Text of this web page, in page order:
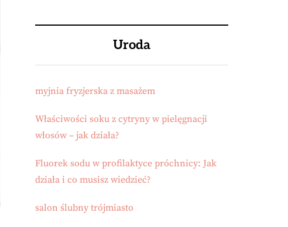
Uroda
myjnia fryzjerska z masażem
Właściwości soku z cytryny w pielęgnacji
włosów – jak działa?
Fluorek sodu w profilaktyce próchnicy: Jak
działa i co musisz wiedzieć?
salon ślubny trójmiasto